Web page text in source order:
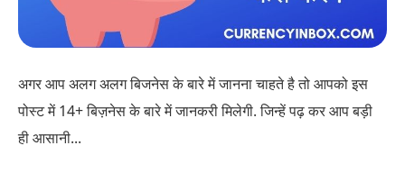
अगर आप अलग अलग बिजनेस के बारे में जानना चाहते है तो आपको इस
पोस्ट में 14+ बिज़नेस के बारे में जानकरी मिलेगी. जिन्हें पढ़ कर आप बड़ी
ही आसानी...